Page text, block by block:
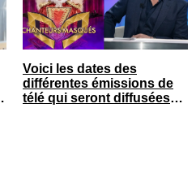
Voici les dates des
différentes émissions de
télé qui seront diffusées